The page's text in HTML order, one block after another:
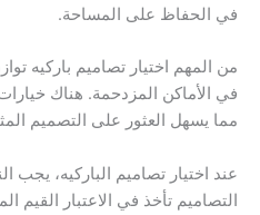
في الحفاظ على المساحة.
من المهم اختيار تصاميم باركيه
في الأماكن المزدحمة. هناك
مما يسهل العثور على التصميم
عند اختيار تصاميم الباركيه، يجب
التصاميم تأخذ في الاعتبار القيم